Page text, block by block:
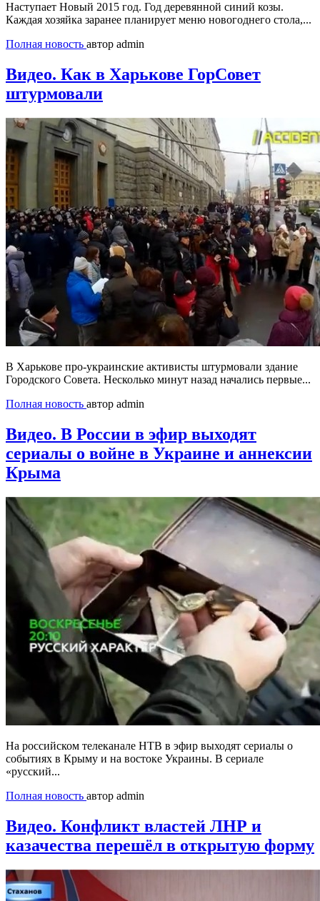
Наступает Новый 2015 год. Год деревянной синий козы.
Каждая хозяйка заранее планирует меню новогоднего стола,...
Полная новость автор admin
Видео. Как в Харькове ГорСовет
штурмовали
В Харькове про-украинские активисты штурмовали здание
Городского Совета. Несколько минут назад начались первые...
Полная новость автор admin
Видео. В России в эфир выходят
сериалы о войне в Украине и аннексии
Крыма
На российском телеканале НТВ в эфир выходят сериалы о
событиях в Крыму и на востоке Украины. В сериале
«русский...
Полная новость автор admin
Видео. Конфликт властей ЛНР и
казачества перешёл в открытую форму